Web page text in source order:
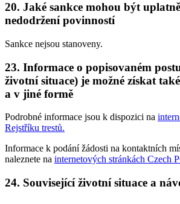
20. Jaké sankce mohou být
nedodržení povinností
Sankce nejsou stanoveny.
23. Informace o popisovaném
životní situace) je možné získat
a v jiné formě
Podrobné informace jsou k dispozici na
Rejstříku trestů.
Informace k podání žádosti na kontaktních
naleznete na internetových stránkách Czech
24. Související životní situace a